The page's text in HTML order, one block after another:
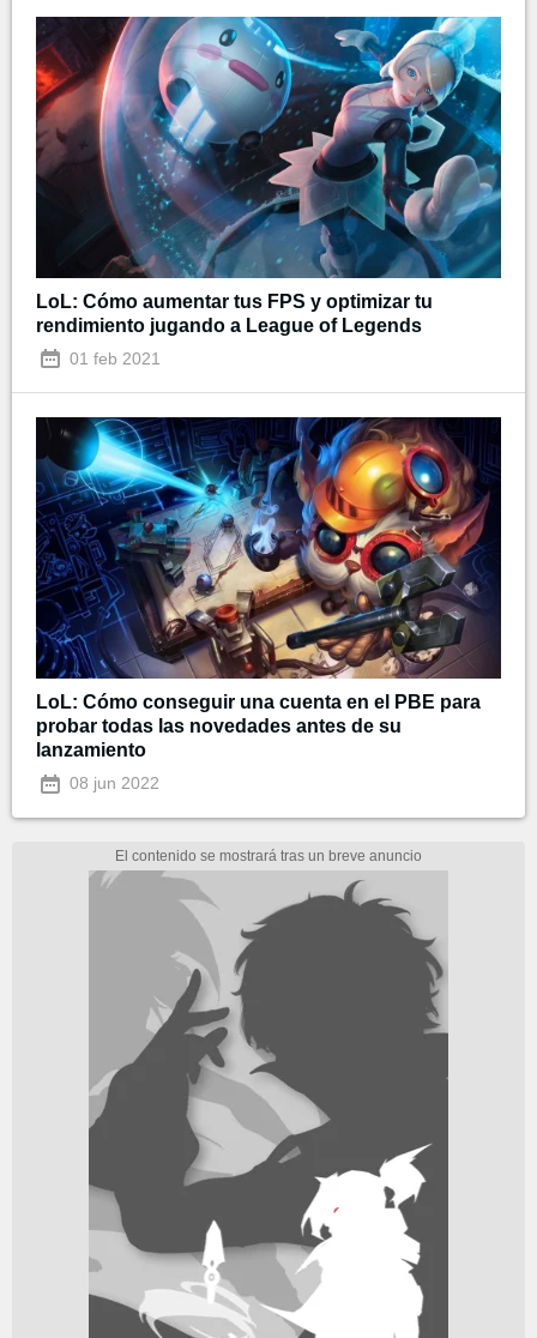
LoL: Cómo aumentar tus FPS y optimizar tu
rendimiento jugando a League of Legends
01 feb 2021
LoL: Cómo conseguir una cuenta en el PBE para
probar todas las novedades antes de su
lanzamiento
08 jun 2022